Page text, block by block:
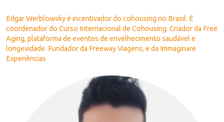
Edgar Werblowsky é incentivador do cohousing no Brasil. É
coordenador do Curso Internacional de Cohousing. Criador da Free
Aging, plataforma de eventos de envelhecimento saudável e
longevidade. Fundador da Freeway Viagens, e da Immaginare
Experiências